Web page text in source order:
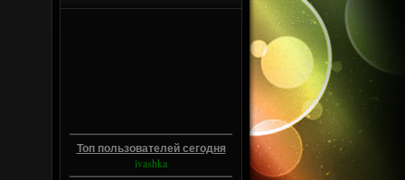
Топ пользователей сегодня
ivashka